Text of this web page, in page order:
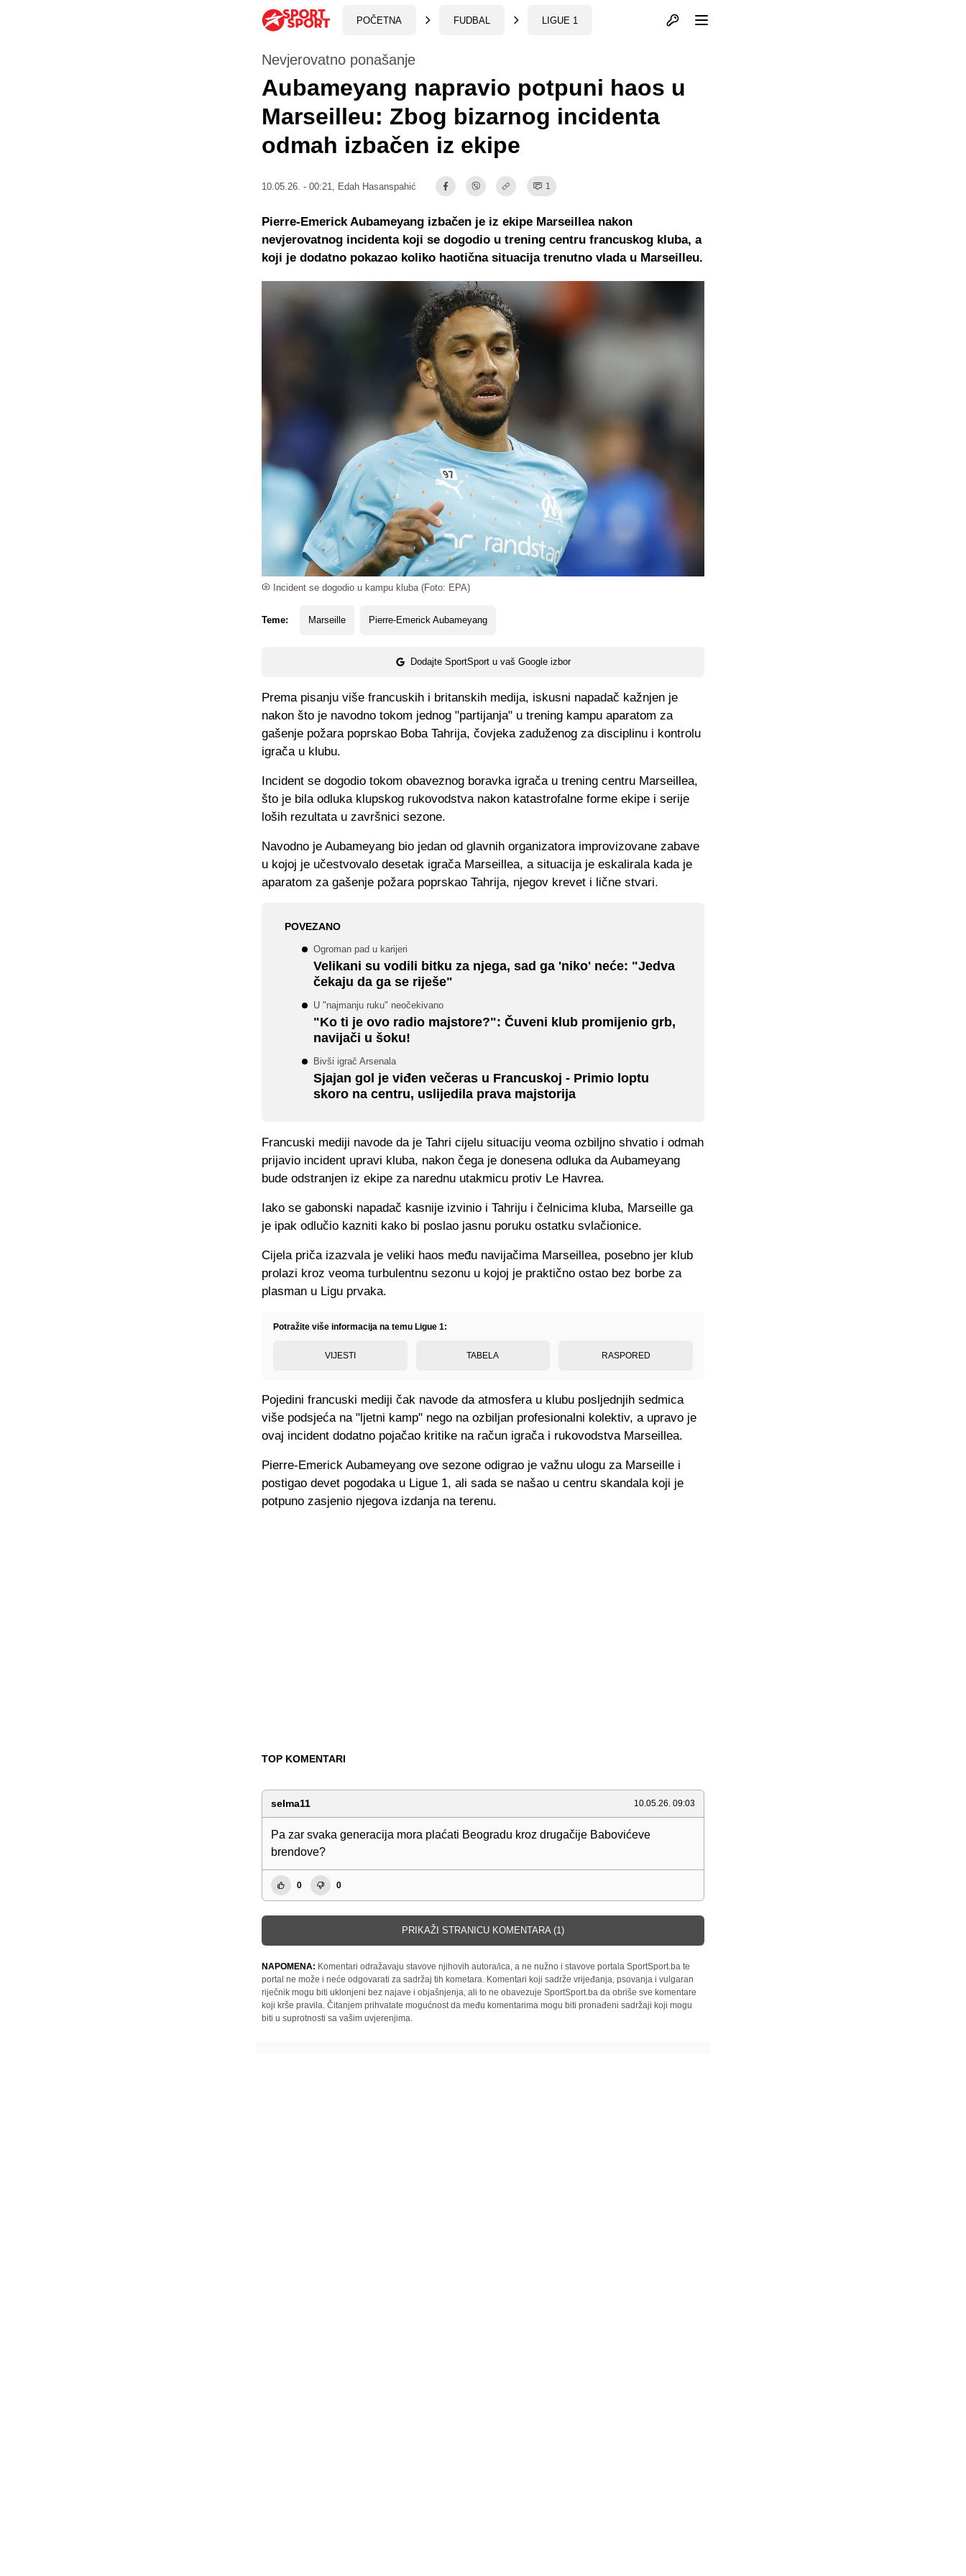
POČETNA FUDBAL LIGUE 1 Otvori profil
Incident se dogodio u kampu kluba (Foto: EPA)
Nevjerovatno ponašanje
Aubameyang napravio potpuni haos u
Marseilleu: Zbog bizarnog incidenta
odmah izbačen iz ekipe
10.05.26. - 00:21, Edah Hasanspahić 1
Teme: Marseille Pierre-Emerick Aubameyang
Dodajte SportSport u vaš Google izbor
Pierre-Emerick Aubameyang izbačen je iz ekipe Marseillea nakon
nevjerovatnog incidenta koji se dogodio u trening centru francuskog kluba, a
koji je dodatno pokazao koliko haotična situacija trenutno vlada u Marseilleu.
Prema pisanju više francuskih i britanskih medija, iskusni napadač kažnjen je
nakon što je navodno tokom jednog "partijanja" u trening kampu aparatom za
gašenje požara poprskao Boba Tahrija, čovjeka zaduženog za disciplinu i kontrolu
igrača u klubu.
Incident se dogodio tokom obaveznog boravka igrača u trening centru Marseillea,
što je bila odluka klupskog rukovodstva nakon katastrofalne forme ekipe i serije
loših rezultata u završnici sezone.
Navodno je Aubameyang bio jedan od glavnih organizatora improvizovane zabave
u kojoj je učestvovalo desetak igrača Marseillea, a situacija je eskalirala kada je
aparatom za gašenje požara poprskao Tahrija, njegov krevet i lične stvari.
POVEZANO
Ogroman pad u karijeri
Velikani su vodili bitku za njega, sad ga 'niko' neće: "Jedva
čekaju da ga se riješe"
U "najmanju ruku" neočekivano
"Ko ti je ovo radio majstore?": Čuveni klub promijenio grb,
navijači u šoku!
Bivši igrač Arsenala
Sjajan gol je viđen večeras u Francuskoj - Primio loptu
skoro na centru, uslijedila prava majstorija
Francuski mediji navode da je Tahri cijelu situaciju veoma ozbiljno shvatio i odmah
prijavio incident upravi kluba, nakon čega je donesena odluka da Aubameyang
bude odstranjen iz ekipe za narednu utakmicu protiv Le Havrea.
Iako se gabonski napadač kasnije izvinio i Tahriju i čelnicima kluba, Marseille ga
je ipak odlučio kazniti kako bi poslao jasnu poruku ostatku svlačionice.
Cijela priča izazvala je veliki haos među navijačima Marseillea, posebno jer klub
prolazi kroz veoma turbulentnu sezonu u kojoj je praktično ostao bez borbe za
plasman u Ligu prvaka.
Potražite više informacija na temu Ligue 1:
VIJESTI TABELA RASPORED
Pojedini francuski mediji čak navode da atmosfera u klubu posljednjih sedmica
više podsjeća na "ljetni kamp" nego na ozbiljan profesionalni kolektiv, a upravo je
ovaj incident dodatno pojačao kritike na račun igrača i rukovodstva Marseillea.
Pierre-Emerick Aubameyang ove sezone odigrao je važnu ulogu za Marseille i
postigao devet pogodaka u Ligue 1, ali sada se našao u centru skandala koji je
potpuno zasjenio njegova izdanja na terenu.
TOP KOMENTARI
selma11 10.05.26. 09:03
Pa zar svaka generacija mora plaćati Beogradu kroz drugačije Babovićeve
brendove?
0 0
PRIKAŽI STRANICU KOMENTARA (1)
NAPOMENA: Komentari odražavaju stavove njihovih autora/ica, a ne nužno i stavove portala SportSport.ba te
portal ne može i neće odgovarati za sadržaj tih kometara. Komentari koji sadrže vrijeđanja, psovanja i vulgaran
riječnik mogu biti uklonjeni bez najave i objašnjenja, ali to ne obavezuje SportSport.ba da obriše sve komentare
koji krše pravila. Čitanjem prihvatate mogućnost da među komentarima mogu biti pronađeni sadržaji koji mogu
biti u suprotnosti sa vašim uvjerenjima.